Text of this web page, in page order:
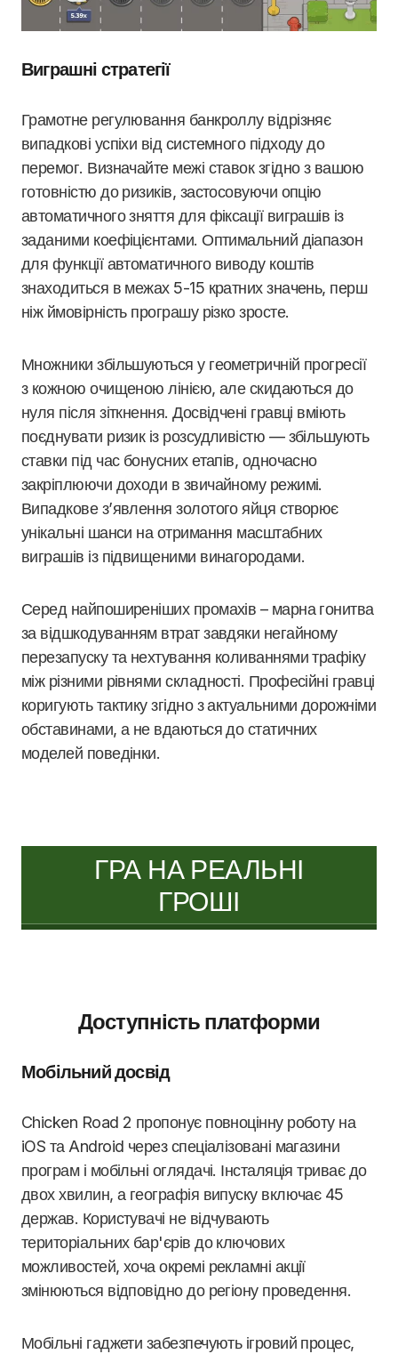
Виграшні стратегії
Грамотне регулювання банкроллу відрізняє
випадкові успіхи від системного підходу до
перемог. Визначайте межі ставок згідно з вашою
готовністю до ризиків, застосовуючи опцію
автоматичного зняття для фіксації виграшів із
заданими коефіцієнтами. Оптимальний діапазон
для функції автоматичного виводу коштів
знаходиться в межах 5-15 кратних значень, перш
ніж ймовірність програшу різко зросте.
Множники збільшуються у геометричній прогресії
з кожною очищеною лінією, але скидаються до
нуля після зіткнення. Досвідчені гравці вміють
поєднувати ризик із розсудливістю — збільшують
ставки під час бонусних етапів, одночасно
закріплюючи доходи в звичайному режимі.
Випадкове з’явлення золотого яйця створює
унікальні шанси на отримання масштабних
виграшів із підвищеними винагородами.
Серед найпоширеніших промахів – марна гонитва
за відшкодуванням втрат завдяки негайному
перезапуску та нехтування коливаннями трафіку
між різними рівнями складності. Професійні гравці
коригують тактику згідно з актуальними дорожніми
обставинами, а не вдаються до статичних
моделей поведінки.
ГРА НА РЕАЛЬНІ
ГРОШІ
Доступність платформи
Мобільний досвід
Chicken Road 2 пропонує повноцінну роботу на
iOS та Android через спеціалізовані магазини
програм і мобільні оглядачі. Інсталяція триває до
двох хвилин, а географія випуску включає 45
держав. Користувачі не відчувають
територіальних бар'єрів до ключових
можливостей, хоча окремі рекламні акції
змінюються відповідно до регіону проведення.
Мобільні гаджети забезпечують ігровий процес,